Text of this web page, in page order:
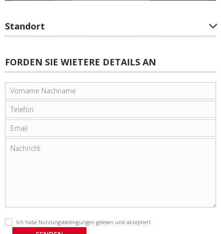
Standort
FORDEN SIE WIETERE DETAILS AN
Ich habe Nutzungsbedingungen gelesen und akzeptiert